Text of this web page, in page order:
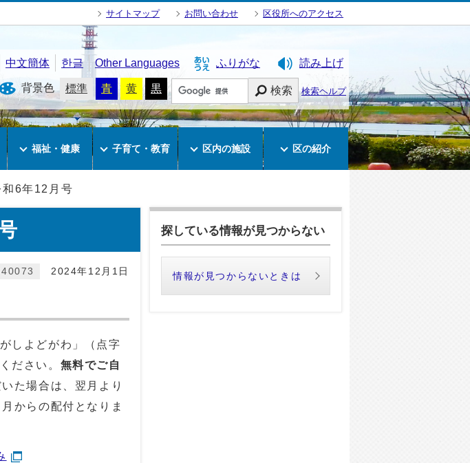
サイトマップ お問い合わせ 区役所へのアクセス
中文簡体 한글 Other Languages ふりがな 読み上げ
背景色 標準 青 黄 黒 検索 検索ヘルプ
福祉・健康 子育て・教育 区内の施設 区の紹介
和6年12月号
2024年12月1日
しよどがわ」（点字
ださい。 無料でご自
た場合は、翌月より
からの配付となりま
探している情報が見つからない
情報が見つからないときは